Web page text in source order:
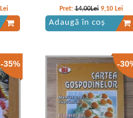
Lei
Pret:14,00Lei 9,10 Lei
Adaugă în coș
-35% -